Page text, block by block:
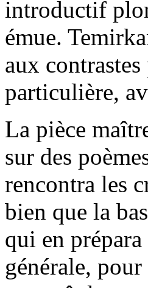
introductif
émue.
aux
particulière,
La pièce
sur des
rencontra les
bien que la
qui en
générale,